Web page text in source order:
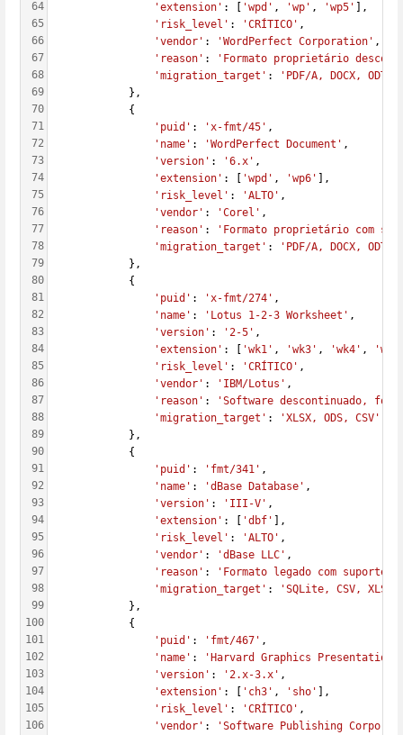
64
65
66
67
68
69
70
71
72
73
74
75
76
77
78
79
80
81
82
83
84
85
86
87
88
89
90
91
92
93
94
95
96
97
98
99
100
101
102
103
104
105
106
'extension' : [ 'wpd' , 'wp' , 'wp5'
],
'risk_level' : 'CRÍTICO' ,
'vendor' : 'WordPerfect Corporation' ,
'reason' :
'Formato proprietário
'migration_target' :
'PDF/A, DOCX, ODT'
            },
            {
'puid' : 'x-fmt/45' ,
'name' : 'WordPerfect Document' ,
'version' : '6.x' ,
'extension' : [ 'wpd' , 'wp6'
],
'risk_level' : 'ALTO' ,
'vendor' : 'Corel' ,
'reason' :
'Formato proprietário com
'migration_target' :
'PDF/A, DOCX, ODT'
            },
            {
'puid' : 'x-fmt/274' ,
'name' : 'Lotus 1-2-3 Worksheet' ,
'version' : '2-5' ,
'extension' : [ 'wk1' , 'wk3' , 'wk4' ,
'risk_level' : 'CRÍTICO' ,
'vendor' : 'IBM/Lotus' ,
'reason' :
'Software descontinuado,
'migration_target' :
'XLSX, ODS, CSV'
            },
            {
'puid' : 'fmt/341' ,
'name' : 'dBase Database' ,
'version' : 'III-V' ,
'extension' : [ 'dbf'
],
'risk_level' : 'ALTO' ,
'vendor' : 'dBase LLC' ,
'reason' :
'Formato legado com suporte
'migration_target' :
'SQLite, CSV, XLSX'
            },
            {
'puid' : 'fmt/467' ,
'name' : 'Harvard Graphics Presentation'
'version' : '2.x-3.x' ,
'extension' : [ 'ch3' , 'sho'
],
'risk_level' : 'CRÍTICO' ,
'vendor' :
'Software Publishing